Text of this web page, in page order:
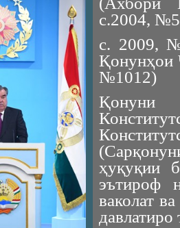
с.2004,
с. 2009,
Қонунҳои
№1012)
Қонуни
ҳуқуқии
эътироф
ваколат